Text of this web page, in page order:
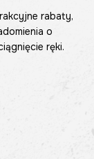
rabaty,
o
ręki.